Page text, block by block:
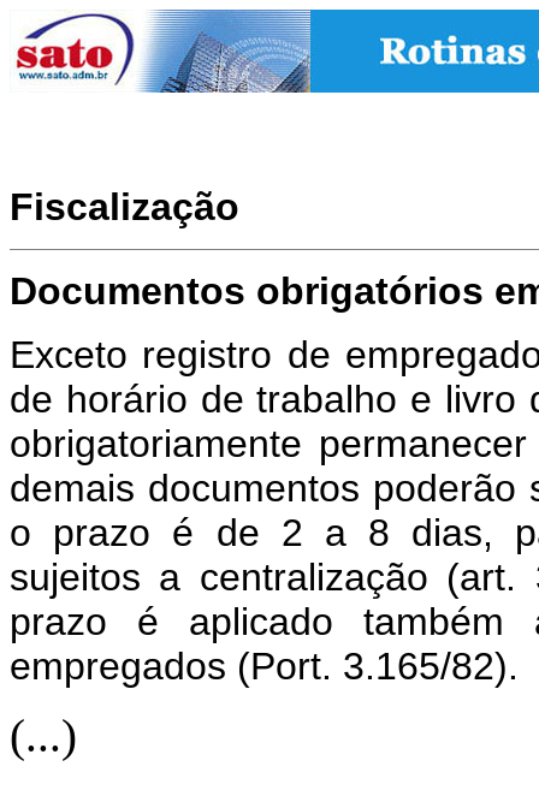
Fiscalização
Documentos obrigatórios
Exceto registro de
de horário de trabalho e livro
obrigatoriamente
demais documentos poderão
o prazo é de 2 a 8 dias,
sujeitos a centralização
prazo é aplicado
empregados (Port. 3.165/82).
(...)